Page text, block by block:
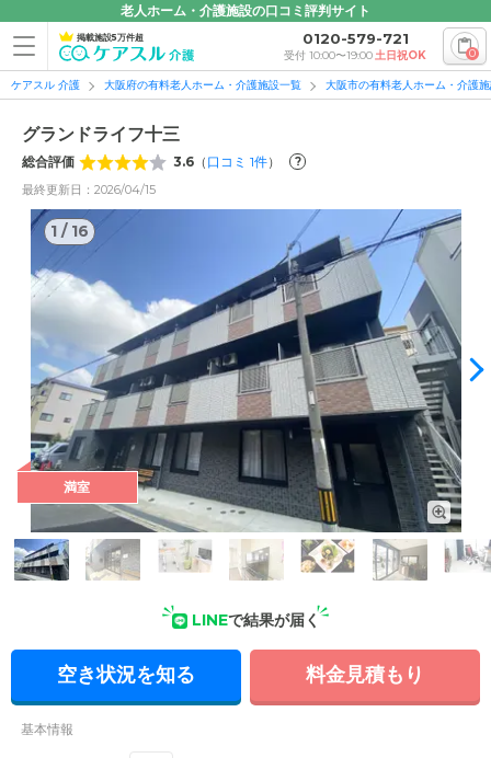
老人ホーム・介護施設の口コミ評判サイト
掲載施設5万件超 0120-579-721
受付 10:00〜19:00土日祝OK 0
ケアスル 介護 大阪府の有料老人ホーム・介護施設一覧 大阪市の有料老人ホーム・介護
グランドライフ十三
総合評価 3.6 （ 口コミ 1件） ?
最終更新日：2026/04/15
1 / 16
1/16
外観: 阪急京都本線「十三駅」から徒歩8分の利便性のよさが魅
力。少人数制の家庭的なホームです。
満室
LINEで結果が届く
空き状況を知る 料金見積もり
基本情報